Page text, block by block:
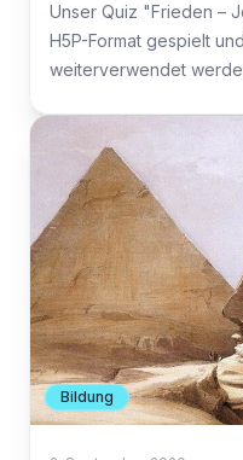
Unser Quiz "Frieden –
H5P-Format gespielt
weiterverwendet
Bildung